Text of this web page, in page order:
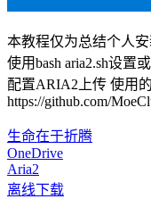
本教程仅为总结个人
使用bash aria2.sh设置
配置ARIA2上传 使用
https://github.com/
生命在于折腾
OneDrive
Aria2
离线下载